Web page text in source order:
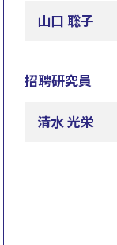
山口 聡子
招聘研究員
清水 光栄